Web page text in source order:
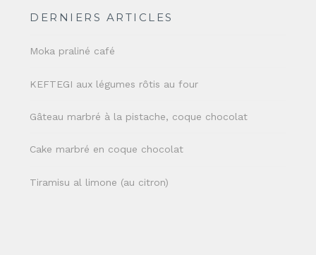
DERNIERS ARTICLES
Moka praliné café
KEFTEGI aux légumes rôtis au four
Gâteau marbré à la pistache, coque chocolat
Cake marbré en coque chocolat
Tiramisu al limone (au citron)